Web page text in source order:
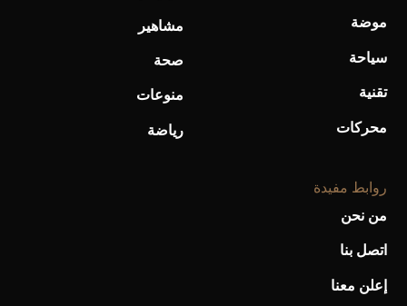
موضة
سياحة
تقنية
محركات
مشاهير
صحة
منوعات
رياضة
روابط مفيدة
من نحن
اتصل بنا
إعلن معنا